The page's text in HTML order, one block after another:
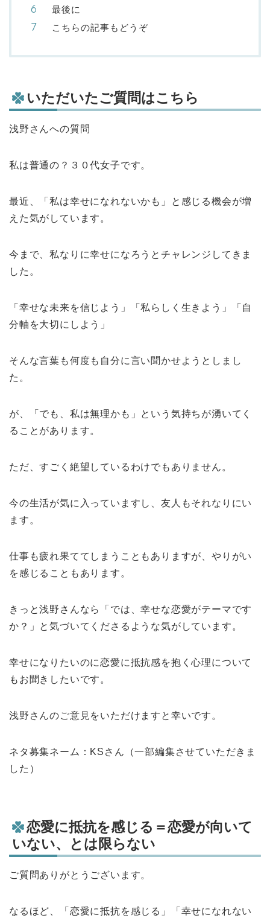
最後に
こちらの記事もどうぞ
いただいたご質問はこちら
浅野さんへの質問
私は普通の？３０代女子です。
最近、「私は幸せになれないかも」と感じる機会が増
えた気がしています。
今まで、私なりに幸せになろうとチャレンジしてきま
した。
「幸せな未来を信じよう」「私らしく生きよう」「自
分軸を大切にしよう」
そんな言葉も何度も自分に言い聞かせようとしまし
た。
が、「でも、私は無理かも」という気持ちが湧いてく
ることがあります。
ただ、すごく絶望しているわけでもありません。
今の生活が気に入っていますし、友人もそれなりにい
ます。
仕事も疲れ果ててしまうこともありますが、やりがい
を感じることもあります。
きっと浅野さんなら「では、幸せな恋愛がテーマです
か？」と気づいてくださるような気がしています。
幸せになりたいのに恋愛に抵抗感を抱く心理について
もお聞きしたいです。
浅野さんのご意見をいただけますと幸いです。
ネタ募集ネーム：KSさん（一部編集させていただきま
した）
恋愛に抵抗を感じる＝恋愛が向いて
いない、とは限らない
ご質問ありがとうございます。
なるほど、「恋愛に抵抗を感じる」「幸せになれない